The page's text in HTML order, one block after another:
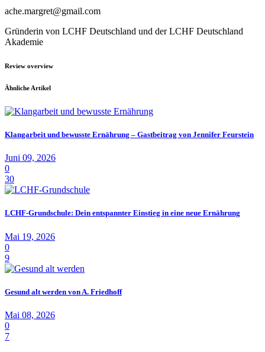
ache.margret@gmail.com
Gründerin von LCHF Deutschland und der LCHF Deutschland
Akademie
Review overview
Ähnliche Artikel
Klangarbeit und bewusste Ernährung – Gastbeitrag von Jennifer Feurstein
Juni 09, 2026
0
30
LCHF-Grundschule: Dein entspannter Einstieg in eine neue Ernährung
Mai 19, 2026
0
9
Gesund alt werden von A. Friedhoff
Mai 08, 2026
0
7